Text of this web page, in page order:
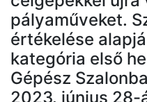
pályaműveket.
értékelése
kategória első
Gépész
2023. június 28-